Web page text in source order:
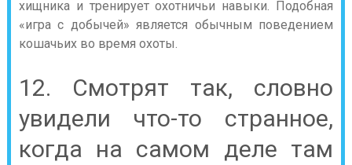
хищника и тренирует охотничьи навыки. Подобная
«игра с добычей» является обычным поведением
кошачьих во время охоты.
12. Смотрят так, словно
увидели что-то странное,
когда на самом деле там